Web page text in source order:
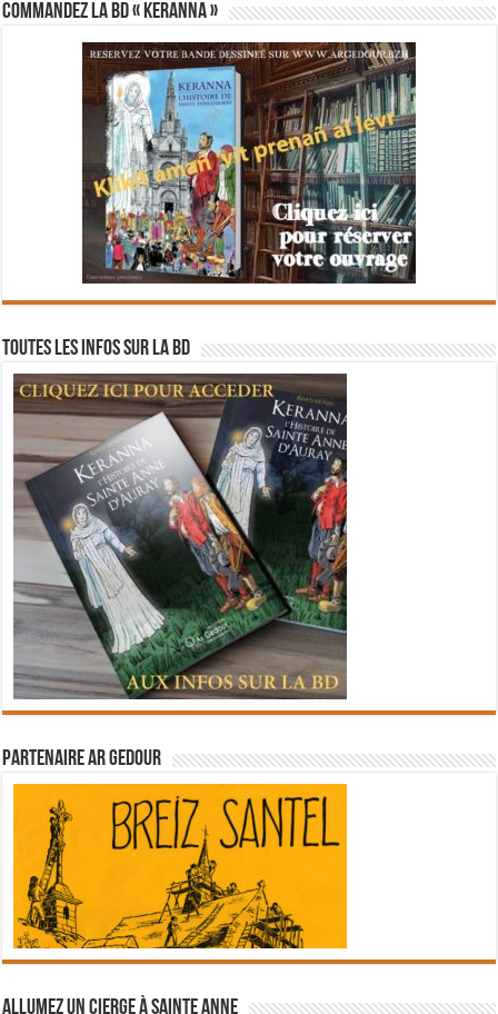
Commandez la BD « Keranna »
Toutes les infos sur la BD
Partenaire Ar Gedour
Allumez un cierge à Sainte Anne